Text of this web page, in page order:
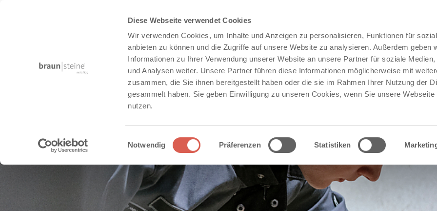
Diese Webseite verwendet Cookies
Wir verwenden Cookies, um Inhalte und Anzeigen zu personalisieren, Funktionen für
anbieten zu können und die Zugriffe auf unsere Website zu analysieren. Außerdem geben
Informationen zu Ihrer Verwendung unserer Website an unsere Partner für soziale Medien,
und Analysen weiter. Unsere Partner führen diese Informationen möglicherweise mit
zusammen, die Sie ihnen bereitgestellt haben oder die sie im Rahmen Ihrer Nutzung der
gesammelt haben. Sie geben Einwilligung zu unseren Cookies, wenn Sie unsere Webseite
nutzen.
Einwilligungsauswahl
Notwendig Präferenzen Statistiken